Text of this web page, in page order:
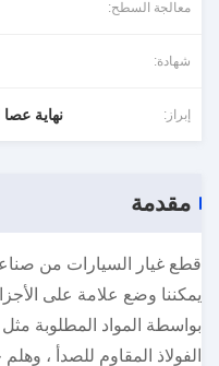
معالجة السطح:
شهادة:
إبراز: نهاية
مقدمة
قطع غيار السيارات من
يمكننا وضع علامة على
بواسطة المواد المطلوبة مثل
الفولاذ المقاوم للصدأ ، وهلم